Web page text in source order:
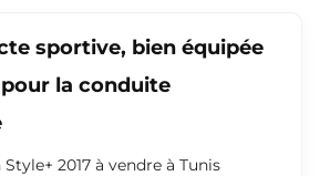
sportive, bien équipée
la conduite
2017 à vendre à Tunis